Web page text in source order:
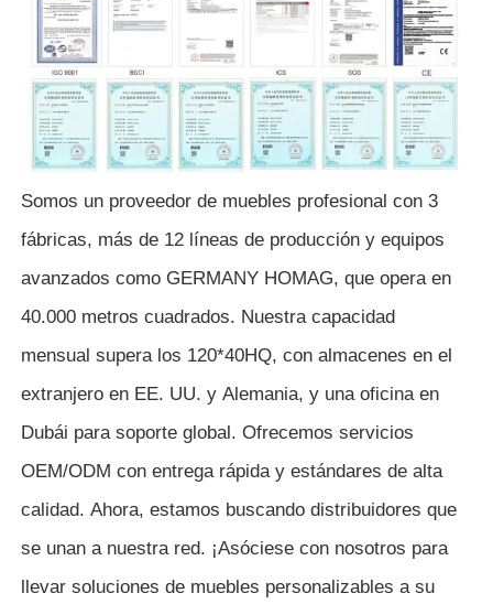
Somos un proveedor de muebles profesional con 3
fábricas, más de 12 líneas de producción y equipos
avanzados como GERMANY HOMAG, que opera en
40.000 metros cuadrados. Nuestra capacidad
mensual supera los 120*40HQ, con almacenes en el
extranjero en EE. UU. y Alemania, y una oficina en
Dubái para soporte global. Ofrecemos servicios
OEM/ODM con entrega rápida y estándares de alta
calidad. Ahora, estamos buscando distribuidores que
se unan a nuestra red. ¡Asóciese con nosotros para
llevar soluciones de muebles personalizables a su